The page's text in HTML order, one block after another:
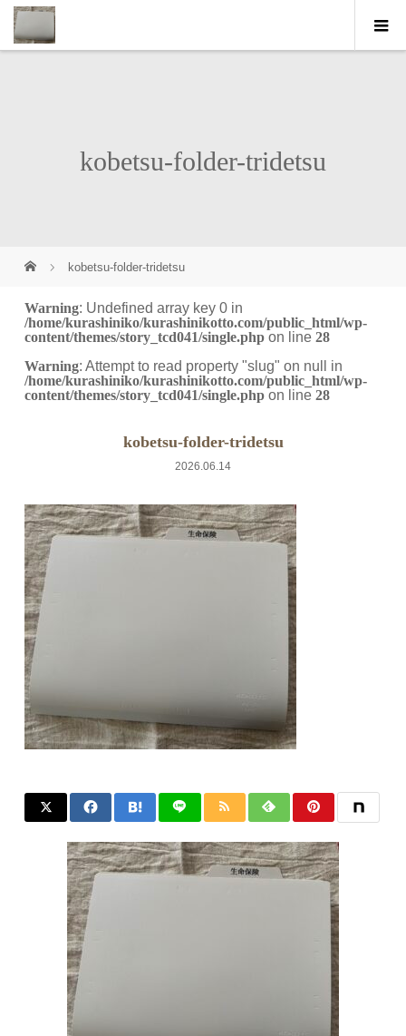
kobetsu-folder-tridetsu
kobetsu-folder-tridetsu
Warning: Undefined array key 0 in
/home/kurashiniko/kurashinikotto.com/public_html/wp-
content/themes/story_tcd041/single.php on line28
Warning: Attempt to read property "slug" on null in
/home/kurashiniko/kurashinikotto.com/public_html/wp-
content/themes/story_tcd041/single.php on line28
kobetsu-folder-tridetsu
2026.06.14